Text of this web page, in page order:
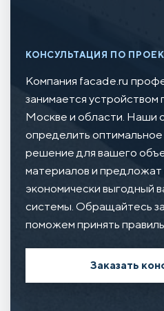
КОНСУЛЬТАЦИЯ ПО
Компания facade.ru
занимается устройством
Москве и области. Наши
определить
решение для вашего
материалов и
экономически выгодный
системы. Обращайтесь
поможем принять
Заказать